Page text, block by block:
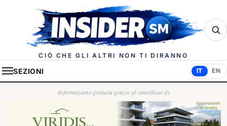
Insider.sm
CIÒ CHE GLI ALTRI NON TI DIRANNO
SEZIONI IT EN
Informazione gratuita grazie al contributo di